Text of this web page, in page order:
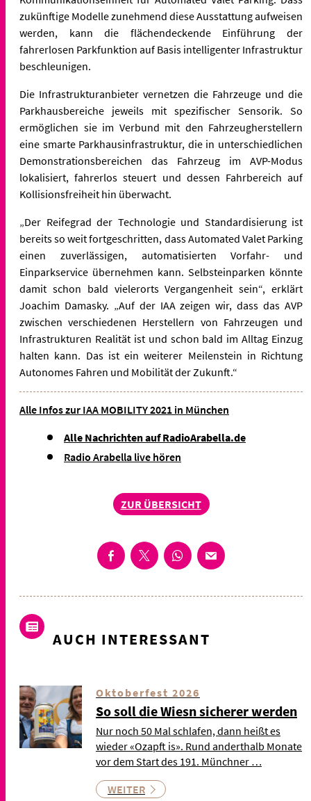
zukünftige Modelle zunehmend diese Ausstattung aufweisen
werden, kann die flächendeckende Einführung der
fahrerlosen Parkfunktion auf Basis intelligenter Infrastruktur
beschleunigen.
Die Infrastrukturanbieter vernetzen die Fahrzeuge und die
Parkhausbereiche jeweils mit spezifischer Sensorik. So
ermöglichen sie im Verbund mit den Fahrzeugherstellern
eine smarte Parkhausinfrastruktur, die in unterschiedlichen
Demonstrationsbereichen das Fahrzeug im AVP-Modus
lokalisiert, fahrerlos steuert und dessen Fahrbereich auf
Kollisionsfreiheit hin überwacht.
„Der Reifegrad der Technologie und Standardisierung ist
bereits so weit fortgeschritten, dass Automated Valet Parking
einen zuverlässigen, automatisierten Vorfahr- und
Einparkservice übernehmen kann. Selbsteinparken könnte
damit schon bald vielerorts Vergangenheit sein“, erklärt
Joachim Damasky. „Auf der IAA zeigen wir, dass das AVP
zwischen verschiedenen Herstellern von Fahrzeugen und
Infrastrukturen Realität ist und schon bald im Alltag Einzug
halten kann. Das ist ein weiterer Meilenstein in Richtung
Autonomes Fahren und Mobilität der Zukunft.“
Alle Infos zur IAA MOBILITY 2021 in München
Alle Nachrichten auf RadioArabella.de
Radio Arabella live hören
ZUR ÜBERSICHT
AUCH INTERESSANT
Oktoberfest 2026
So soll die Wiesn sicherer werden
Nur noch 50 Mal schlafen, dann heißt es
wieder «Ozapft is». Rund anderthalb Monate
vor dem Start des 191. Münchner …
WEITER